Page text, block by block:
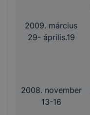
2009. március
29- április.19
2008. november
13-16